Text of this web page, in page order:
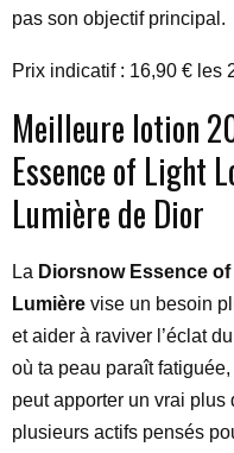
pas son objectif principal.
Prix indicatif : 16,90 € les
Meilleure lotion
Essence of Light
Lumière de Dior
La Diorsnow Essence
Lumière vise un besoin
et aider à raviver l’éclat
où ta peau paraît
peut apporter un vrai
plusieurs actifs pensés